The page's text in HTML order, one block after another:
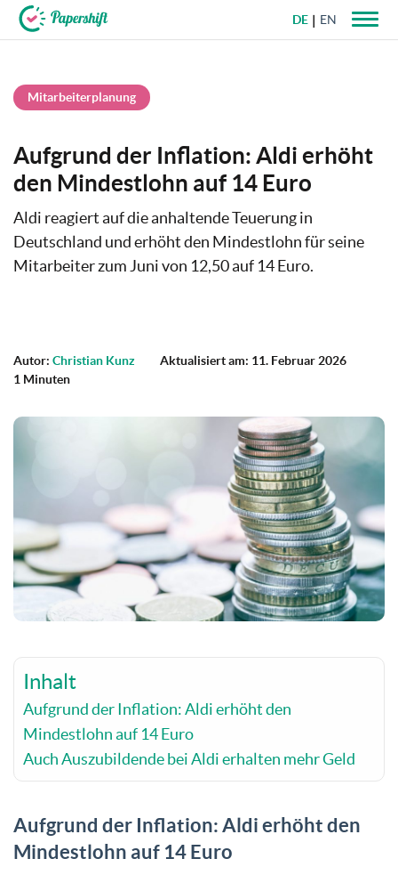
DE EN
Mitarbeiterplanung
Aufgrund der Inflation: Aldi erhöht
den Mindestlohn auf 14 Euro
Aldi reagiert auf die anhaltende Teuerung in
Deutschland und erhöht den Mindestlohn für seine
Mitarbeiter zum Juni von 12,50 auf 14 Euro.
Autor: Christian Kunz
Aktualisiert am: 11. Februar 2026
1 Minuten
Inhalt
Aufgrund der Inflation: Aldi erhöht den
Mindestlohn auf 14 Euro
Auch Auszubildende bei Aldi erhalten mehr Geld
Aufgrund der Inflation: Aldi erhöht den
Mindestlohn auf 14 Euro